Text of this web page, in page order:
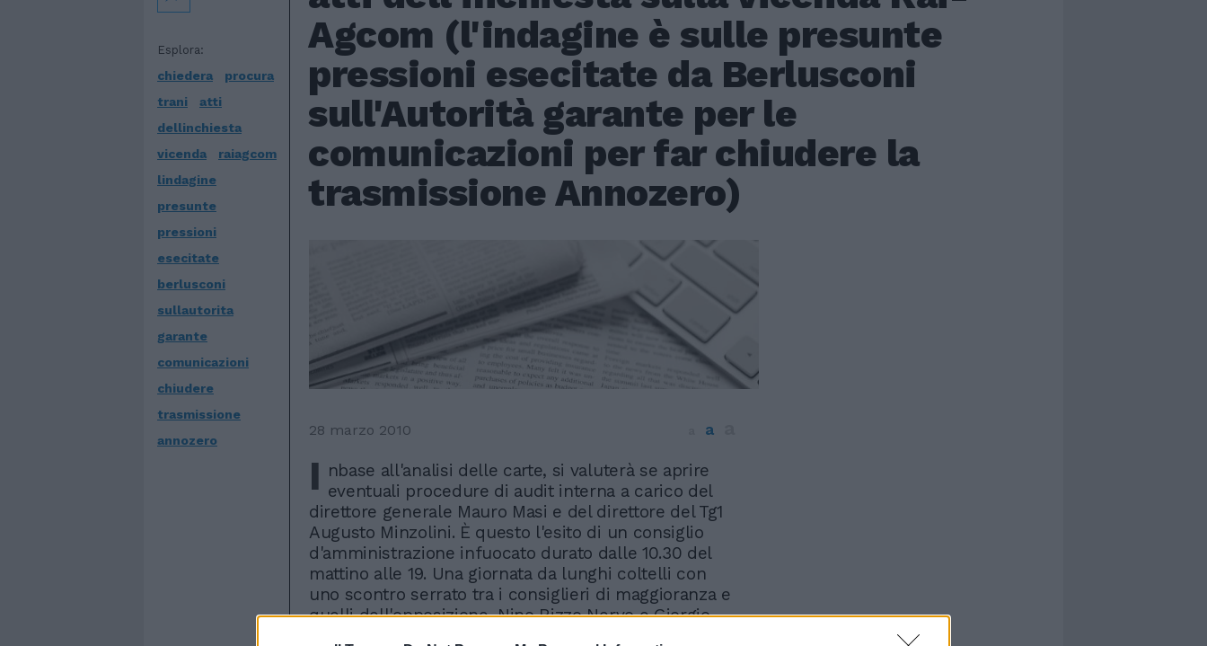
Agcom (l'indagine è sulle presunte
pressioni esecitate da Berlusconi
sull'Autorità garante per le
comunicazioni per far chiudere la
trasmissione Annozero)
Esplora:
chiedera
procura
trani
atti
dellinchiesta
vicenda
raiagcom
lindagine
presunte
pressioni
esecitate
berlusconi
sullautorita
garante
comunicazioni
chiudere
trasmissione
annozero
28 marzo 2010 a
I nbase all'analisi delle carte, si valuterà se aprire
eventuali procedure di audit interna a carico del
direttore generale Mauro Masi e del direttore del Tg1
Augusto Minzolini. È questo l'esito di un consiglio
d'amministrazione infuocato durato dalle 10.30 del
mattino alle 19. Una giornata da lunghi coltelli con
uno scontro serrato tra i consiglieri di maggioranza e
quelli dell'opposizione, Nino Rizzo Nervo e Giorgio